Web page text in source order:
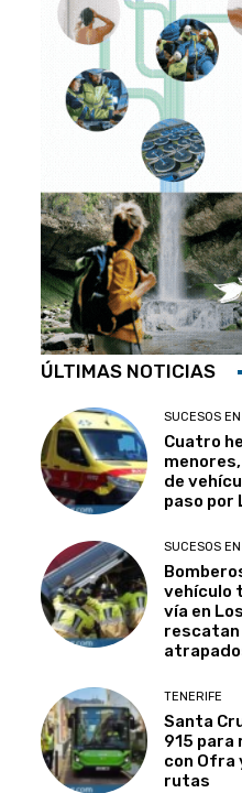
ÚLTIMAS NOTICIAS
SUCESOS
Cuatro
de
paso por
SUCESOS
vehículo
vía en
rescatan
TENERIFE
Santa
915 para
con Ofra
rutas